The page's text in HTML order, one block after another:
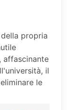
propria
affascinante
il
le